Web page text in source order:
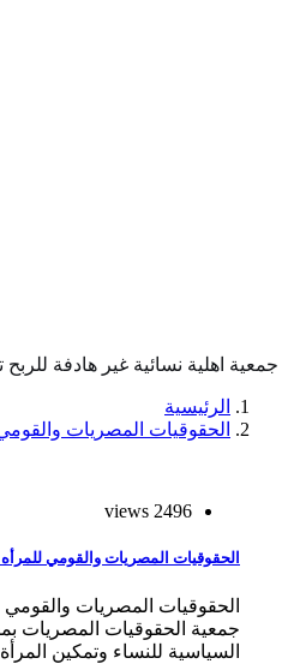
جمعية اهلية نسائية غير هادفة
الرئيسية
الحقوقيات المصريات
2496 views
الحقوقيات المصريات والقومي
الحقوقيات المصريات
جمعية الحقوقيات المصريات
السياسية للنساء وتمكين